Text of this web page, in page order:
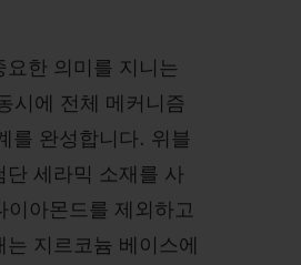
한 의미를 지니는
시에 전체 메커니즘
를 완성합니다. 위블
단 세라믹 소재를 사
아몬드를 제외하고
지르코늄 베이스에